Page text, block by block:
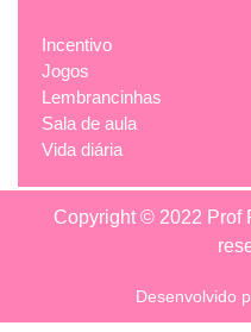
Incentivo
Jogos
Lembrancinhas
Sala de aula
Vida diária
Copyright © 2022 Prof
Desenvolvido